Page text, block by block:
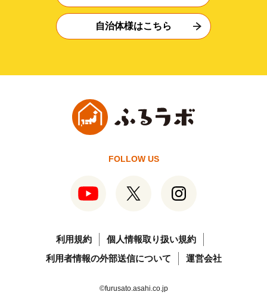
自治体様はこちら
FOLLOW US
利用規約
個人情報取り扱い規約
利用者情報の外部送信について
運営会社
©furusato.asahi.co.jp